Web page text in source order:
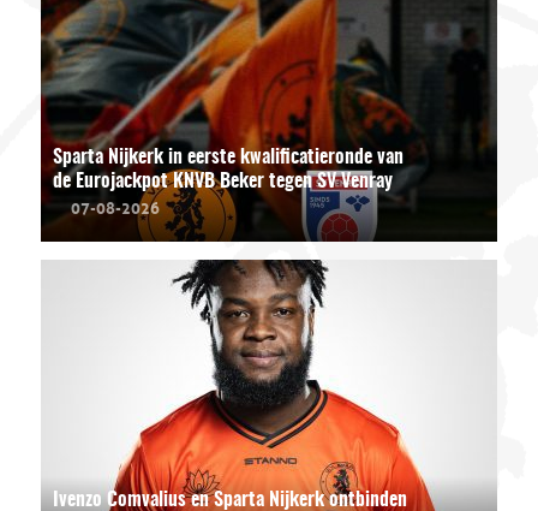
Sparta Nijkerk in eerste kwalificatieronde van
de Eurojackpot KNVB Beker tegen SV Venray
07-08-2026
Ivenzo Comvalius en Sparta Nijkerk ontbinden